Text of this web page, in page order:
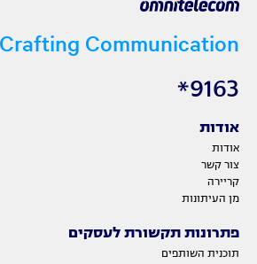
Crafting Communication
9163*
אודות
אודות
צור קשר
קריירה
מן העיתונות
פתרונות תקשורת לעסקים
תוכנית השותפים